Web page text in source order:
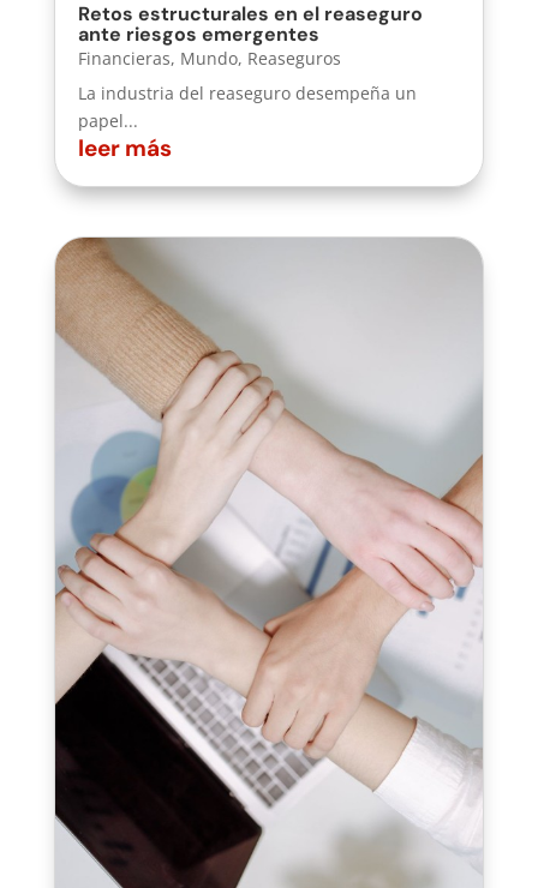
Retos estructurales en el reaseguro
ante riesgos emergentes
Financieras, Mundo, Reaseguros
La industria del reaseguro desempeña un
papel...
leer más